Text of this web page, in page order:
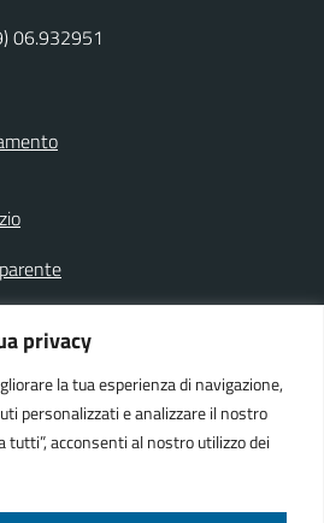
privacy
la tua esperienza di navigazione,
personalizzati e analizzare il nostro
tutti”, acconsenti al nostro utilizzo dei
06.932951